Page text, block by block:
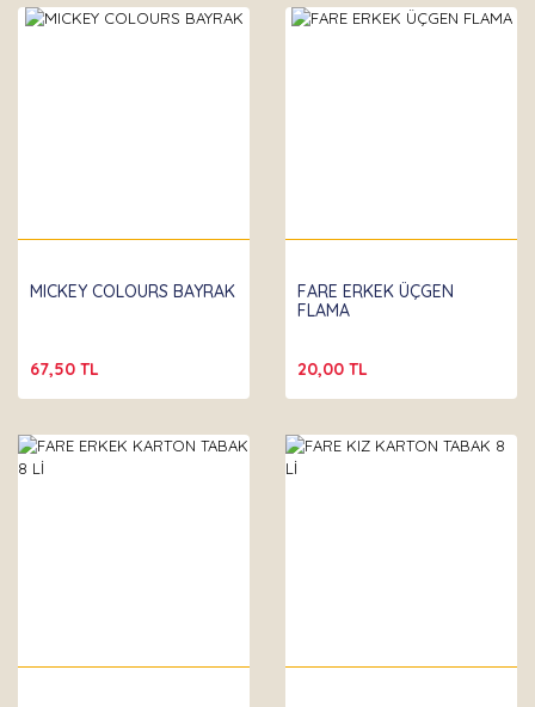
MICKEY COLOURS BAYRAK
67,50 TL
FARE ERKEK ÜÇGEN
FLAMA
20,00 TL